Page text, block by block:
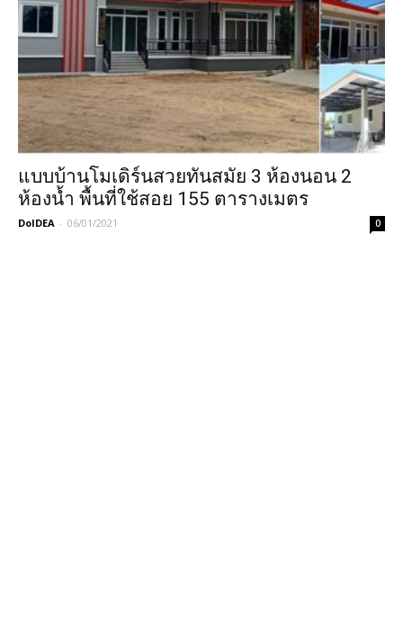
แบบบ้านโมเดิร์นสวยทันสมัย 3 ห้องนอน 2
ห้องน้ำ พื้นที่ใช้สอย 155 ตารางเมตร
DoIDEA - 06/01/2021 0